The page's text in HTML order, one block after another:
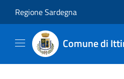
Regione Sardegna
Comune di